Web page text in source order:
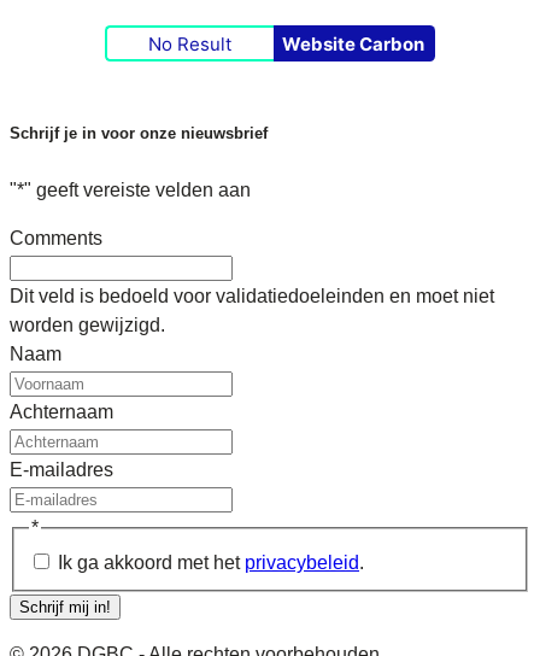
No Result Website Carbon
Schrijf je in voor onze nieuwsbrief
"*" geeft vereiste velden aan
Comments
Dit veld is bedoeld voor validatiedoeleinden en moet niet
worden gewijzigd.
Naam
Achternaam
E-mailadres
*
Ik ga akkoord met het privacybeleid.
Schrijf mij in!